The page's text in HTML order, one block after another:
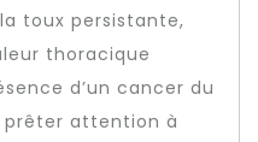
toux persistante,
thoracique
d’un cancer du
prêter attention à